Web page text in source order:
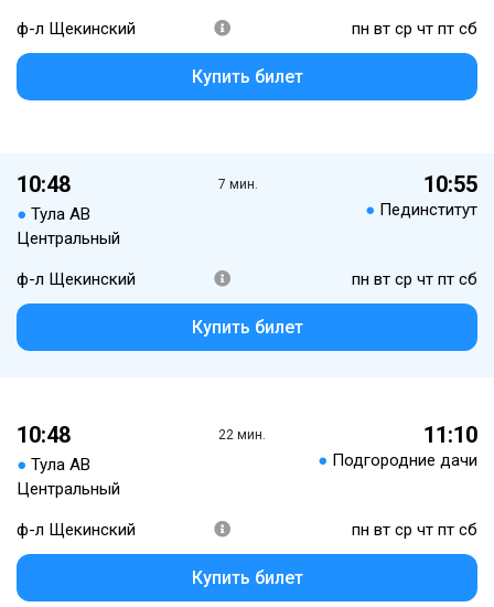
ф-л Щекинский пн вт ср чт пт сб
Купить билет
10:48
● Тула АВ
Центральный
7 мин. 10:55
● Пединститут
ф-л Щекинский пн вт ср чт пт сб
Купить билет
10:48
● Тула АВ
Центральный
22 мин. 11:10
● Подгородние дачи
ф-л Щекинский пн вт ср чт пт сб
Купить билет